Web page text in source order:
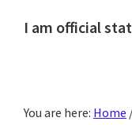
I am official
fréttir
You are here: Home